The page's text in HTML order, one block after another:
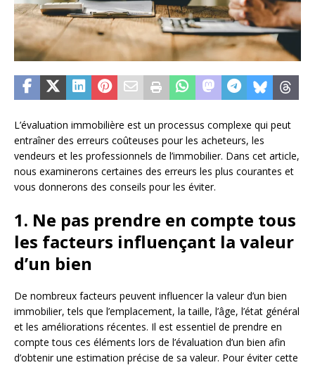
L’évaluation immobilière est un processus complexe qui peut
entraîner des erreurs coûteuses pour les acheteurs, les
vendeurs et les professionnels de l’immobilier. Dans cet article,
nous examinerons certaines des erreurs les plus courantes et
vous donnerons des conseils pour les éviter.
1. Ne pas prendre en compte tous
les facteurs influençant la valeur
d’un bien
De nombreux facteurs peuvent influencer la valeur d’un bien
immobilier, tels que l’emplacement, la taille, l’âge, l’état général
et les améliorations récentes. Il est essentiel de prendre en
compte tous ces éléments lors de l’évaluation d’un bien afin
d’obtenir une estimation précise de sa valeur. Pour éviter cette